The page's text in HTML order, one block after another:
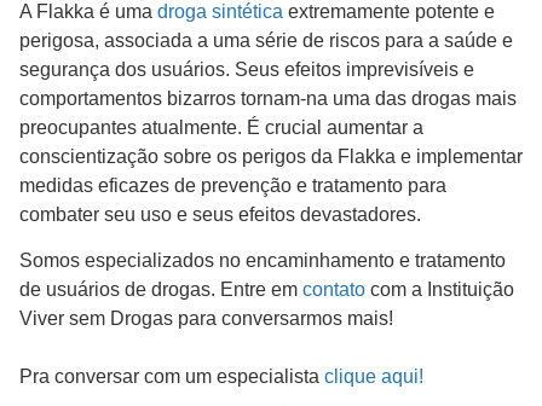
A Flakka é uma droga sintética extremamente potente e
perigosa, associada a uma série de riscos para a saúde e
segurança dos usuários. Seus efeitos imprevisíveis e
comportamentos bizarros tornam-na uma das drogas mais
preocupantes atualmente. É crucial aumentar a
conscientização sobre os perigos da Flakka e implementar
medidas eficazes de prevenção e tratamento para
combater seu uso e seus efeitos devastadores.
Somos especializados no encaminhamento e tratamento
de usuários de drogas. Entre em contato com a Instituição
Viver sem Drogas para conversarmos mais!
Pra conversar com um especialista clique aqui!